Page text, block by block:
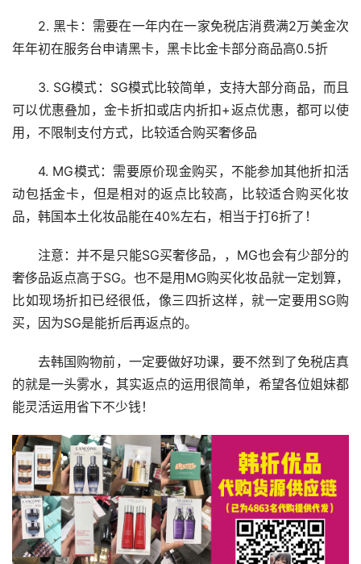
2. 黑卡：需要在一年内在一家免税店消费满2万美金次
年年初在服务台申请黑卡，黑卡比金卡部分商品高0.5折
3. SG模式：SG模式比较简单，支持大部分商品，而且
可以优惠叠加，金卡折扣或店内折扣+返点优惠，都可以使
用，不限制支付方式，比较适合购买奢侈品
4. MG模式：需要原价现金购买，不能参加其他折扣活
动包括金卡，但是相对的返点比较高，比较适合购买化妆
品，韩国本土化妆品能在40%左右，相当于打6折了！
注意：并不是只能SG买奢侈品，，MG也会有少部分的
奢侈品返点高于SG。也不是用MG购买化妆品就一定划算，
比如现场折扣已经很低，像三四折这样，就一定要用SG购
买，因为SG是能折后再返点的。
去韩国购物前，一定要做好功课，要不然到了免税店真
的就是一头雾水，其实返点的运用很简单，希望各位姐妹都
能灵活运用省下不少钱！